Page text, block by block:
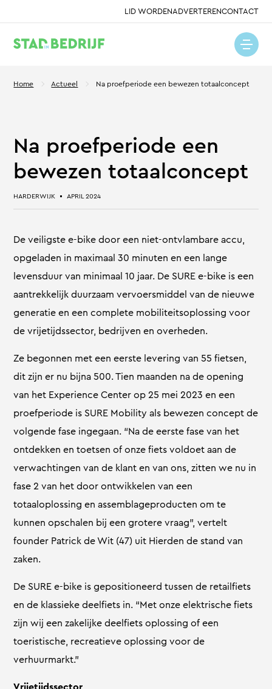
LID WORDENADVERTERENCONTACT
Home Actueel Na proefperiode een bewezen totaalconcept
Na proefperiode een
bewezen totaalconcept
HARDERWIJK APRIL 2024
De veiligste e-bike door een niet-ontvlambare accu,
opgeladen in maximaal 30 minuten en een lange
levensduur van minimaal 10 jaar. De SURE e-bike is een
aantrekkelijk duurzaam vervoersmiddel van de nieuwe
generatie en een complete mobiliteitsoplossing voor
de vrijetijdssector, bedrijven en overheden.
Ze begonnen met een eerste levering van 55 fietsen,
dit zijn er nu bijna 500. Tien maanden na de opening
van het Experience Center op 25 mei 2023 en een
proefperiode is SURE Mobility als bewezen concept de
volgende fase ingegaan. “Na de eerste fase van het
ontdekken en toetsen of onze fiets voldoet aan de
verwachtingen van de klant en van ons, zitten we nu in
fase 2 van het door ontwikkelen van een
totaaloplossing en assemblageproducten om te
kunnen opschalen bij een grotere vraag”, vertelt
founder Patrick de Wit (47) uit Hierden de stand van
zaken.
De SURE e-bike is gepositioneerd tussen de retailfiets
en de klassieke deelfiets in. “Met onze elektrische fiets
zijn wij een zakelijke deelfiets oplossing of een
toeristische, recreatieve oplossing voor de
verhuurmarkt.”